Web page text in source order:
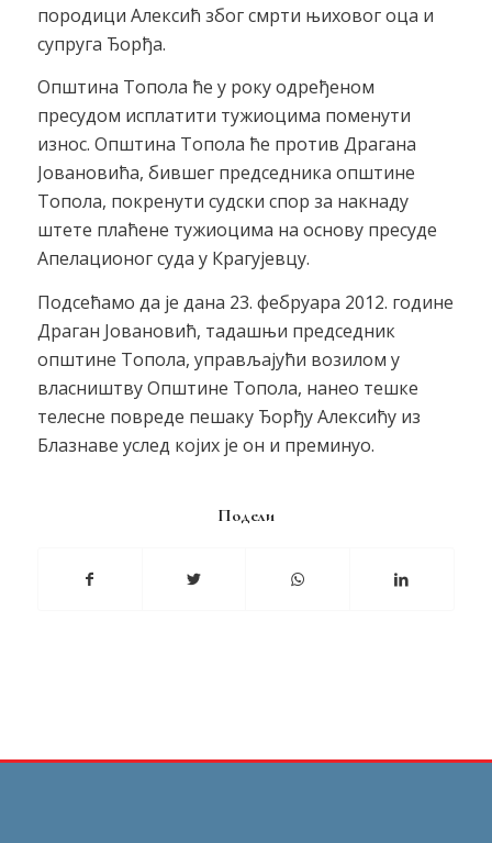
породици Алексић због смрти њиховог оца и
супруга Ђорђа.
Општина Топола ће у року одређеном
пресудом исплатити тужиоцима поменути
износ. Општина Топола ће против Драгана
Јовановића, бившег председника општине
Топола, покренути судски спор за накнаду
штете плаћене тужиоцима на основу пресуде
Апелационог суда у Крагујевцу.
Подсећамо да је дана 23. фебруара 2012. године
Драган Јовановић, тадашњи председник
општине Топола, управљајући возилом у
власништву Општине Топола, нанео тешке
телесне повреде пешаку Ђорђу Алексићу из
Блазнаве услед којих је он и преминуо.
Подели